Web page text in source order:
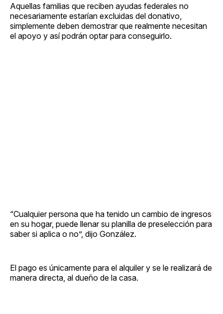
Aquellas familias que reciben ayudas federales no
necesariamente estarían excluidas del donativo,
simplemente deben demostrar que realmente necesitan
el apoyo y así podrán optar para conseguirlo.
“Cualquier persona que ha tenido un cambio de ingresos
en su hogar, puede llenar su planilla de preselección para
saber si aplica o no”, dijo González.
El pago es únicamente para el alquiler y se le realizará de
manera directa, al dueño de la casa.